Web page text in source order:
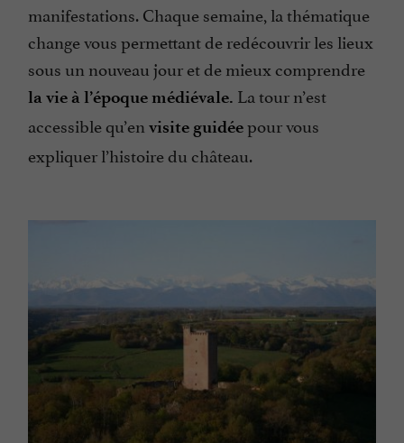
manifestations. Chaque semaine, la thématique
change vous permettant de redécouvrir les lieux
sous un nouveau jour et de mieux comprendre
la vie à l’époque médiévale. La tour n’est
accessible qu’en visite guidéepour vous
expliquer l’histoire du château.